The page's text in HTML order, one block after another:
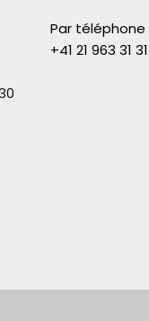
Par téléphone
+41 21 963 31 31​